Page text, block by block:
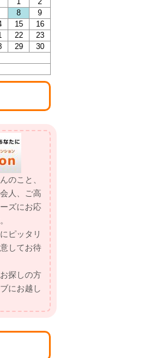
8
9
15
16
22
23
29
30
のこと、
人、ご高
ズにお応
ピッタリ
してお待
探しの方
にお越し